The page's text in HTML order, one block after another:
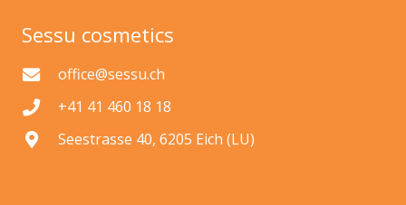
Sessu cosmetics
office@sessu.ch
+41 41 460 18 18
Seestrasse 40, 6205 Eich (LU)